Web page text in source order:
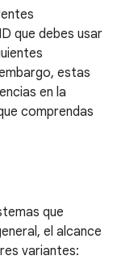
que debes usar
estas
en la
comprendas
que
el alcance
variantes: